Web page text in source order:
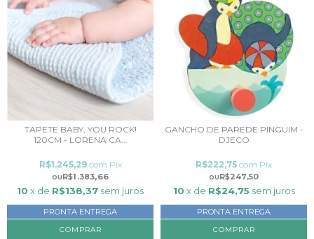
TAPETE BABY, YOU ROCK!
120CM - LORENA CA...
R$1.383,66
R$1.245,29 com Pix
10 x de R$138,37 sem juros
PRONTA ENTREGA
GANCHO DE PAREDE PINGUIM -
DJECO
R$247,50
R$222,75 com Pix
10 x de R$24,75 sem juros
PRONTA ENTREGA